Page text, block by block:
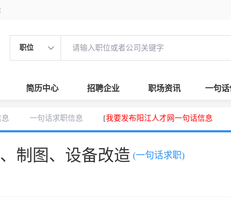
职位
简历中心 招聘企业 职场资讯 一句
一句话求职信息 [我要发布阳江人才网一句话信息
制图、设备改造 (一句话求职)